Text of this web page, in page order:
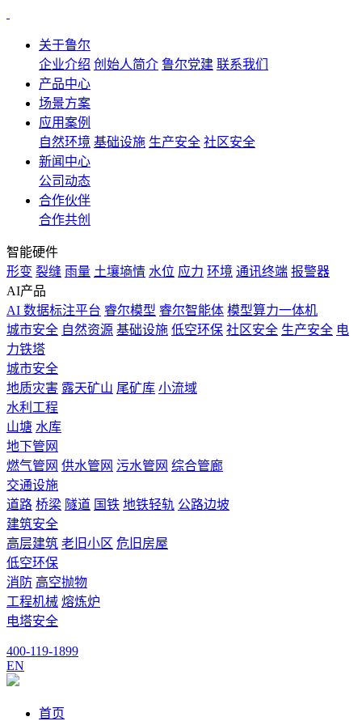
关于鲁尔
企业介绍 创始人简介 鲁尔党建 联系我们
产品中心
场景方案
应用案例
自然环境 基础设施 生产安全 社区安全
新闻中心
公司动态
合作伙伴
合作共创
智能硬件
形变 裂缝 雨量 土壤墒情 水位 应力 环境 通讯终端 报警器
AI产品
AI 数据标注平台 睿尔模型 睿尔智能体 模型算力一体机
城市安全 自然资源 基础设施 低空环保 社区安全 生产安全 电
力铁塔
城市安全
地质灾害 露天矿山 尾矿库 小流域
水利工程
山塘 水库
地下管网
燃气管网 供水管网 污水管网 综合管廊
交通设施
道路 桥梁 隧道 国铁 地铁轻轨 公路边坡
建筑安全
高层建筑 老旧小区 危旧房屋
低空环保
消防 高空抛物
工程机械 熔炼炉
电塔安全
400-119-1899
EN
首页